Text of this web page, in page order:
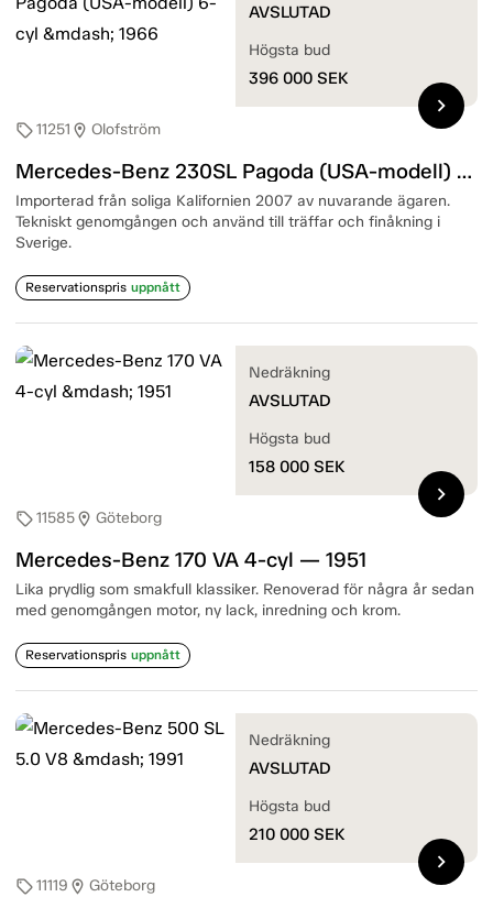
sell11251 location_on Olofström
Mercedes-Benz 230SL Pagoda (USA-modell) 6-cyl — 1966
Importerad från soliga Kalifornien 2007 av nuvarande ägaren.
Tekniskt genomgången och använd till träffar och finåkning i
Sverige.
Reservationspris uppnått
AVSLUTAD
Högsta bud
396 000 SEK
chevron_right
sell11585location_on Göteborg
Mercedes-Benz 170 VA 4-cyl — 1951
Lika prydlig som smakfull klassiker. Renoverad för några år sedan
med genomgången motor, ny lack, inredning och krom.
Reservationspris uppnått
Nedräkning
AVSLUTAD
Högsta bud
158 000 SEK
chevron_right
sell11119 location_on Göteborg
Nedräkning
AVSLUTAD
Högsta bud
210 000 SEK
chevron_right